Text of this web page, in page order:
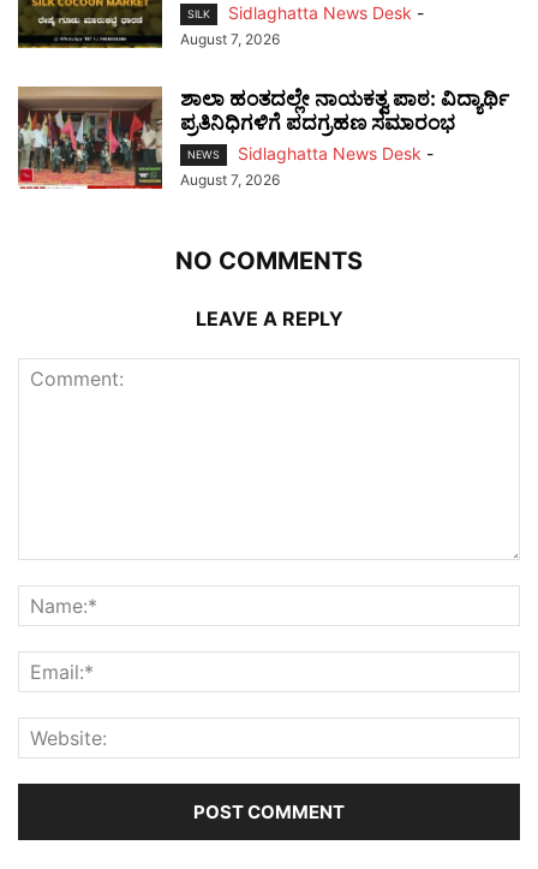
SILK Sidlaghatta News Desk -
August 7, 2026
ಶಾಲಾ ಹಂತದಲ್ಲೇ ನಾಯಕತ್ವ ಪಾಠ: ವಿದ್ಯಾರ್ಥಿ
ಪ್ರತಿನಿಧಿಗಳಿಗೆ ಪದಗ್ರಹಣ ಸಮಾರಂಭ
NEWS Sidlaghatta News Desk -
August 7, 2026
NO COMMENTS
LEAVE A REPLY